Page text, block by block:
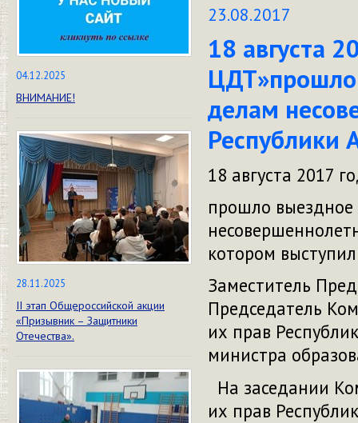
04.12.2025
ВНИМАНИЕ!
28.11.2025
II этап Общероссийской акции
«Призывник – Защитники
Отечества».
23.08.2017
18 августа
ЦДТ»прошло
делам
Республики
18 августа 2017
прошло
котором
Заместитель
Председатель
их прав
министра
На заседании
их прав